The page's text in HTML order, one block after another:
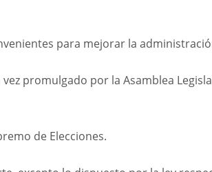
para mejorar la
promulgado por la Asamblea
de Elecciones.